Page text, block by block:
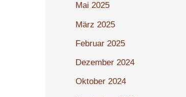
Mai 2025
März 2025
Februar 2025
Dezember 2024
Oktober 2024